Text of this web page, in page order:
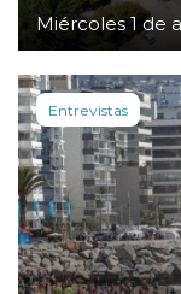
Miércoles 1 de
Entrevistas